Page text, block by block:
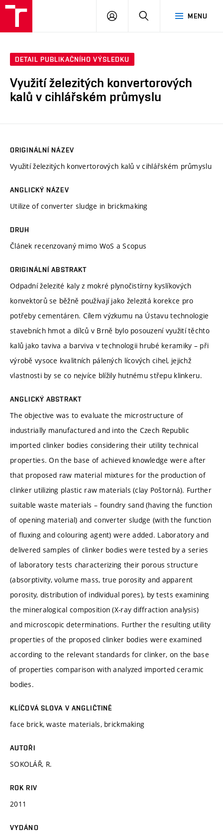
MENU
PŘIHLÁSIT
DETAIL PUBLIKAČNÍHO VÝSLEDKU
Využití železitých konvertorových
kalů v cihlářském průmyslu
ORIGINÁLNÍ NÁZEV
Využití železitých konvertorových kalů v cihlářském průmyslu
ANGLICKÝ NÁZEV
Utilize of converter sludge in brickmaking
DRUH
Článek recenzovaný mimo WoS a Scopus
ORIGINÁLNÍ ABSTRAKT
Odpadní železité kaly z mokré plynočistírny kyslíkových
konvektorů se běžně používají jako železitá korekce pro
potřeby cementáren. Cílem výzkumu na Ústavu technologie
stavebních hmot a dílců v Brně bylo posouzení využití těchto
kalů jako taviva a barviva v technologii hrubé keramiky – při
výrobě vysoce kvalitních pálených lícových cihel, jejichž
vlastnosti by se co nejvíce blížily hutnému střepu klinkeru.
ANGLICKÝ ABSTRAKT
The objective was to evaluate the microstructure of
industrially manufactured and into the Czech Republic
imported clinker bodies considering their utility technical
properties. On the base of achieved knowledge were after
that proposed raw material mixtures for the production of
clinker utilizing plastic raw materials (clay Poštorná). Further
suitable waste materials – foundry sand (having the function
of opening material) and converter sludge (with the function
of fluxing and colouring agent) were added. Laboratory and
delivered samples of clinker bodies were tested by a series
of laboratory tests characterizing their porous structure
(absorptivity, volume mass, true porosity and apparent
porosity, distribution of individual pores), by tests examining
the mineralogical composition (X-ray diffraction analysis)
and microscopic determinations. Further the resulting utility
properties of the proposed clinker bodies were examined
according to the relevant standards for clinker, on the base
of properties comparison with analyzed imported ceramic
bodies.
KLÍČOVÁ SLOVA V ANGLIČTINĚ
face brick, waste materials, brickmaking
AUTOŘI
SOKOLÁŘ, R.
ROK RIV
2011
VYDÁNO